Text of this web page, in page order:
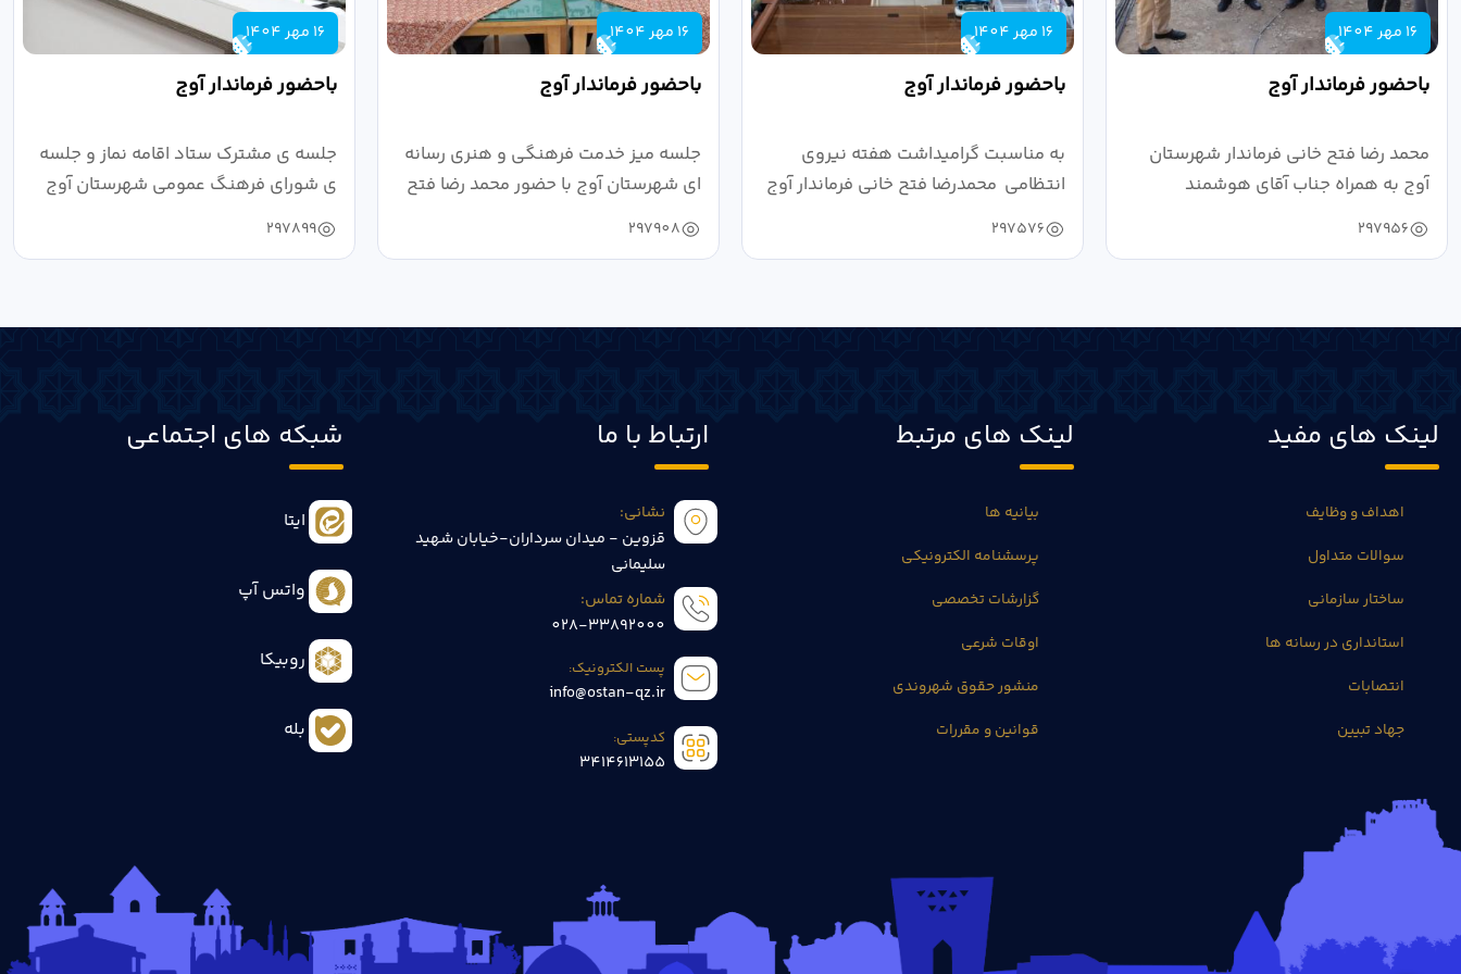
16 مهر 1404
باحضور فرماندار آوج
محمد رضا فتح خانی فرماندار شهرستان
آوج به همراه جناب آقای هوشمند
مدیرکل فرهنگ...
297956
16 مهر 1404
باحضور فرماندار آوج
به مناسبت گرامیداشت هفته نیروی
انتظامی محمدرضا فتح خانی فرماندار آوج
به...
297576
16 مهر 1404
باحضور فرماندار آوج
جلسه میز خدمت فرهنگی و هنری رسانه
ای شهرستان آوج با حضور محمد رضا فتح
خانی...
297908
16 مهر 1404
باحضور فرماندار آوج
جلسه ی مشترک ستاد اقامه نماز و جلسه
ی شورای فرهنگ عمومی شهرستان آوج
به ریاست...
297899
لینک های مفید
اهداف و وظایف
سوالات متداول
ساختار سازمانی
استانداری در رسانه ها
انتصابات
جهاد تبیین
لینک های مرتبط
بیانیه ها
پرسشنامه الکترونیکی
گزارشات تخصصی
اوقات شرعی
منشور حقوق شهروندی
قوانین و مقررات
ارتباط با ما
نشانی:
قزوین - میدان سرداران-خیابان شهید
سلیمانی
شماره تماس:
028-33892000
پست الکترونیک:
info@ostan-qz.ir
کدپستی:
3414613155
شبکه های اجتماعی
ایتا
واتس آپ
روبیکا
بله